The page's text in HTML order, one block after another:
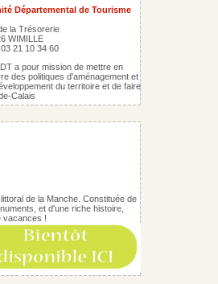
Départemental de Tourisme
la Trésorerie
WIMILLE
21 10 34 60
a pour mission de mettre en
des politiques d'aménagement et
du territoire et de faire
Calais
de la Manche. Constituée de
et d'une riche histoire,
vacances !